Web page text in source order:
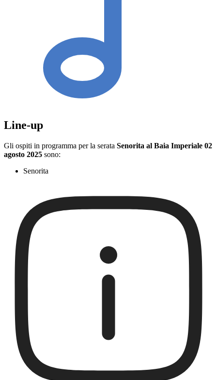
Line-up
Gli ospiti in programma per la serata Senorita al Baia Imperiale 02
agosto 2025 sono:
Senorita